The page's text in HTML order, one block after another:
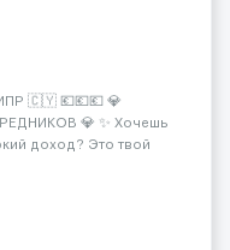
🇨🇾 💶💶💶 💎
💎 ✨ Хочешь
доход? Это твой
Стабильный поток